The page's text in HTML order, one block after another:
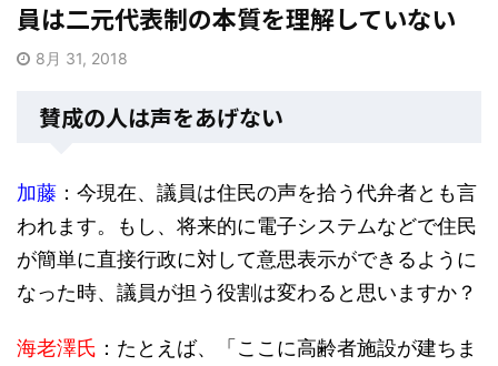
員は二元代表制の本質を理解していない
8月 31, 2018
賛成の人は声をあげない
加藤 ：今現在、議員は住民の声を拾う代弁者とも言
われます。もし、将来的に電子システムなどで住民
が簡単に直接行政に対して意思表示ができるように
なった時、議員が担う役割は変わると思いますか？
海老澤氏 ：たとえば、「ここに高齢者施設が建ちま